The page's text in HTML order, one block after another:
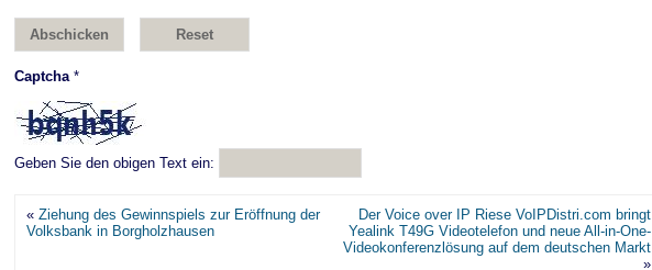
Captcha *
Geben Sie den obigen Text ein:
« Ziehung des Gewinnspiels zur Eröffnung der
Volksbank in Borgholzhausen
Der Voice over IP Riese VoIPDistri.com bringt
Yealink T49G Videotelefon und neue All-in-One-
Videokonferenzlösung auf dem deutschen Markt
»